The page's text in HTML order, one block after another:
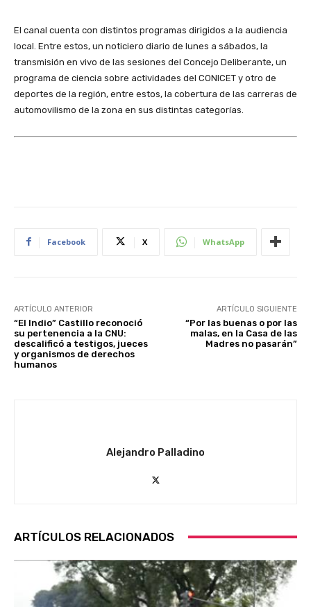
El canal cuenta con distintos programas dirigidos a la audiencia
local. Entre estos, un noticiero diario de lunes a sábados, la
transmisión en vivo de las sesiones del Concejo Deliberante, un
programa de ciencia sobre actividades del CONICET y otro de
deportes de la región, entre estos, la cobertura de las carreras de
automovilismo de la zona en sus distintas categorías.
Facebook X WhatsApp
ARTÍCULO ANTERIOR
“El Indio” Castillo reconoció
su pertenencia a la CNU:
descalificó a testigos, jueces
y organismos de derechos
humanos
ARTÍCULO SIGUIENTE
“Por las buenas o por las
malas, en la Casa de las
Madres no pasarán”
Alejandro Palladino
ARTÍCULOS RELACIONADOS